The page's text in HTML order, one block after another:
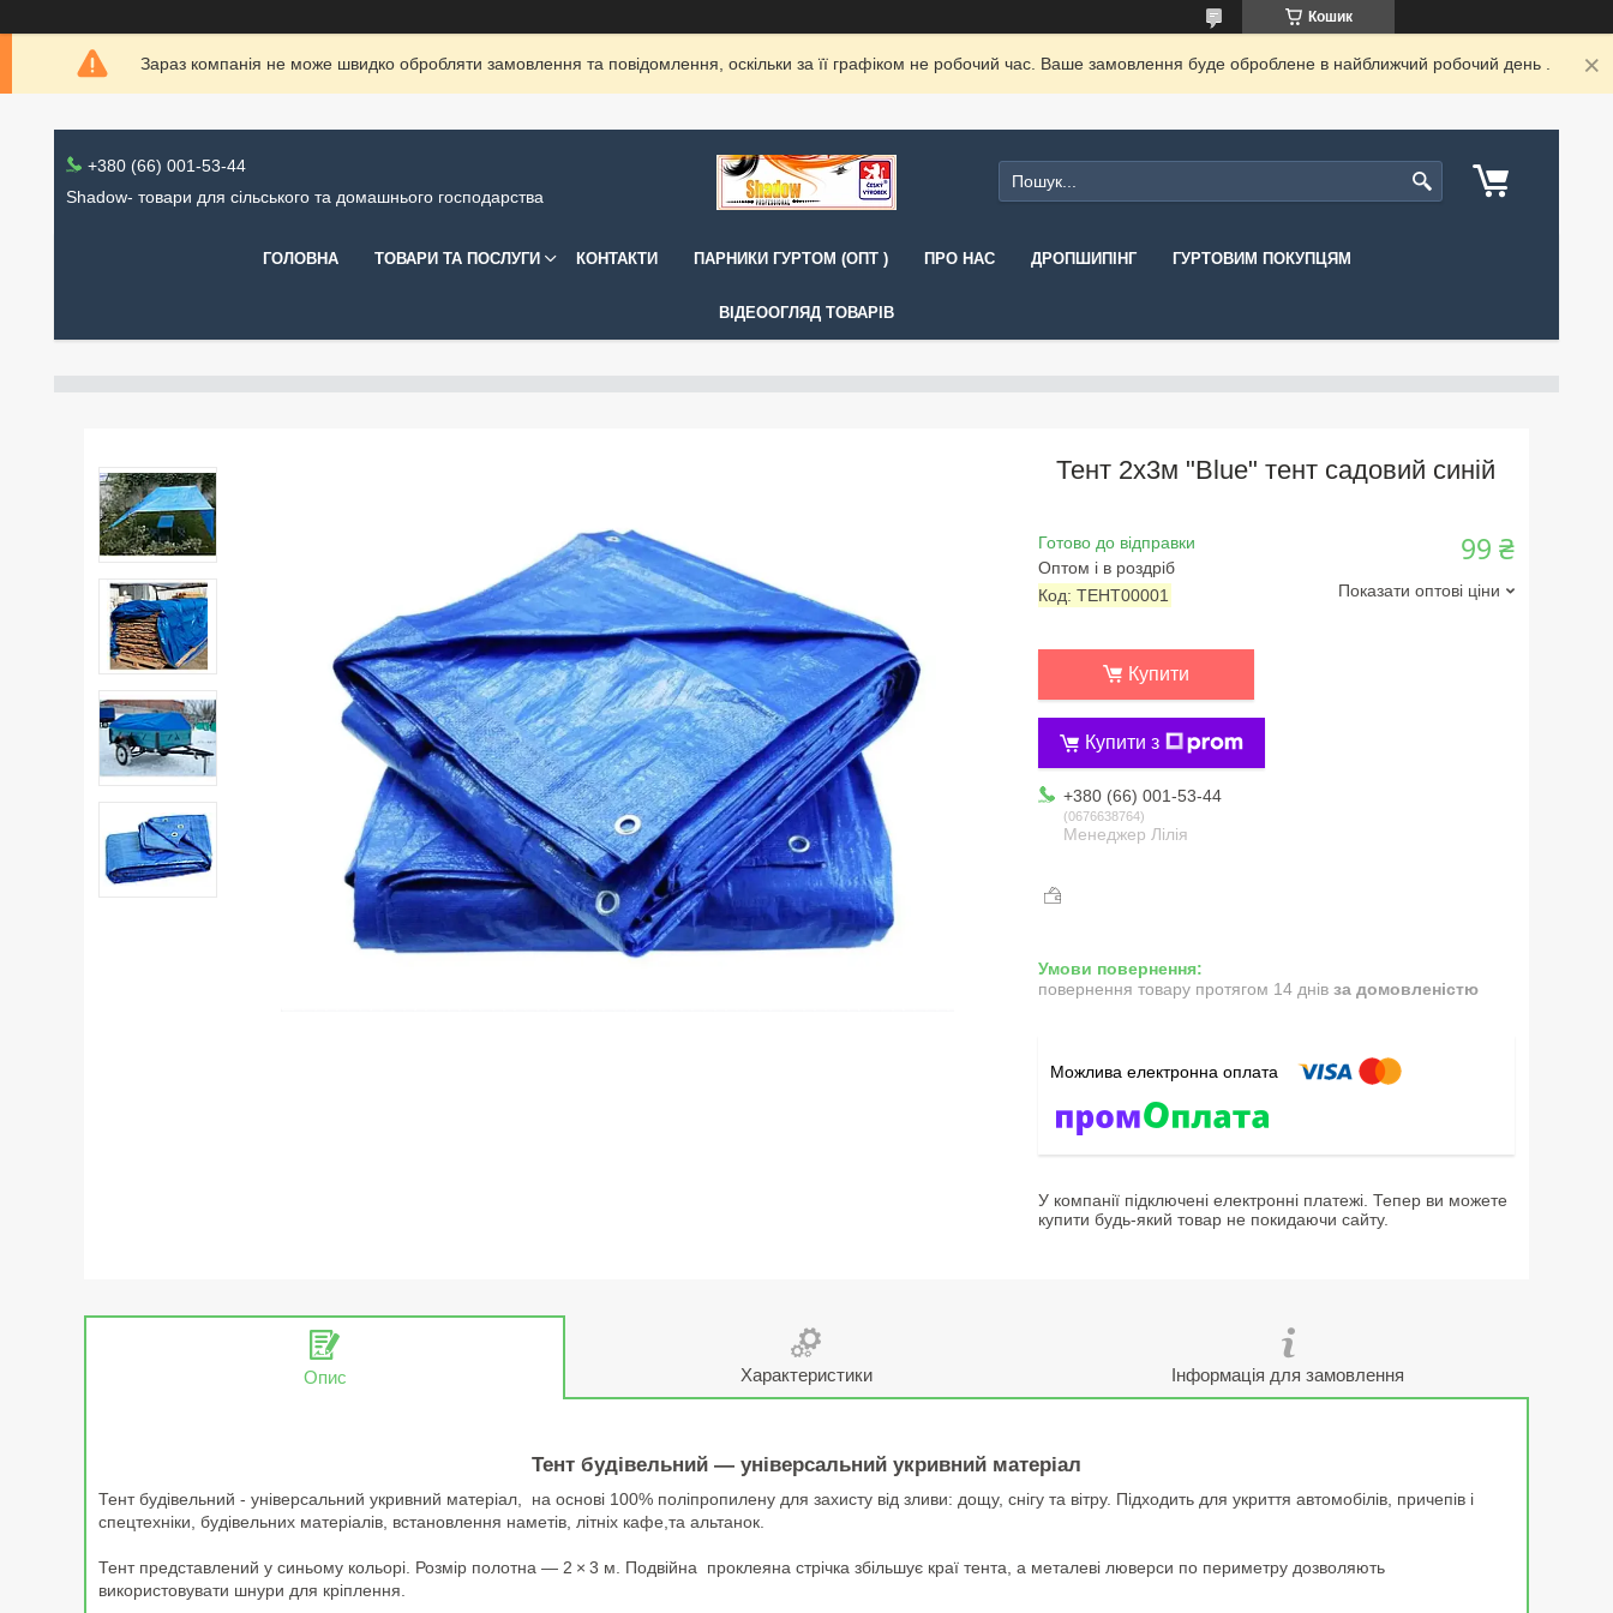
Кошик
Зараз компанія не може швидко обробляти замовлення та повідомлення, оскільки за її графіком не робочий час. Ваше замовлення буде оброблене в найближчий робочий день .
+380 (66) 001-53-44
Shadow- товари для сільського та домашнього господарства
ГОЛОВНА ТОВАРИ ТА ПОСЛУГИ КОНТАКТИ ПАРНИКИ ГУРТОМ (ОПТ ) ПРО НАС ДРОПШИПІНГ ГУРТОВИМ ПОКУПЦЯМ
ВІДЕООГЛЯД ТОВАРІВ
Тент 2х3м "Blue" тент садовий синій
Готово до відправки
Оптом і в роздріб
Код: ТЕНТ00001
99 ₴
Показати оптові ціни
Купити
Купити з
+380 (66) 001-53-44
0676638764
Менеджер Лілія
повернення товару протягом 14 днів за домовленістю
У компанії підключені електронні платежі. Тепер ви можете
купити будь-який товар не покидаючи сайту.
Опис Характеристики Інформація для замовлення
Тент будівельний — універсальний укривний матеріал
Тент будівельний - універсальний укривний матеріал, на основі 100% поліпропилену для захисту від зливи: дощу, снігу та вітру. Підходить для укриття автомобілів, причепів і
спецтехніки, будівельних матеріалів, встановлення наметів, літніх кафе,та альтанок.
Тент представлений у синьому кольорі. Розмір полотна — 2 × 3 м. Подвійна проклеяна стрічка збільшує краї тента, а металеві люверси по периметру дозволяють
використовувати шнури для кріплення.